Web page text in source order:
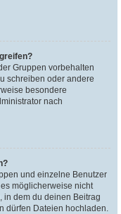
Gruppen vorbehalten
schreiben oder andere
besondere
nach
und einzelne Benutzer
möglicherweise nicht
in dem du deinen Beitrag
dürfen Dateien hochladen.